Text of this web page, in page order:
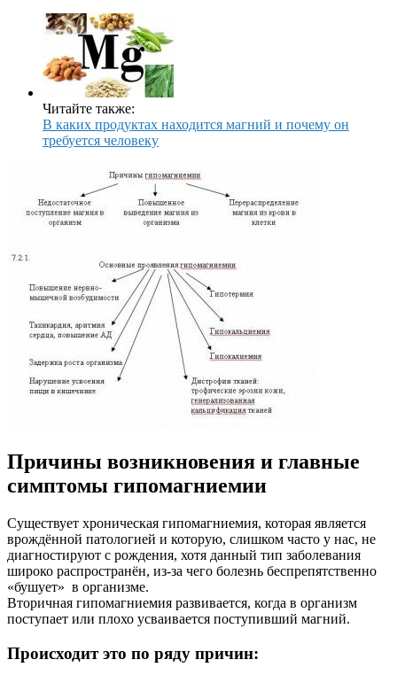
Читайте также:
В каких продуктах находится магний и почему он
требуется человеку
Причины возникновения и главные
симптомы гипомагниемии
Существует хроническая гипомагниемия, которая является
врождённой патологией и которую, слишком часто у нас, не
диагностируют с рождения, хотя данный тип заболевания
широко распространён, из-за чего болезнь беспрепятственно
«бушует» в организме.
Вторичная гипомагниемия развивается, когда в организм
поступает или плохо усваивается поступивший магний.
Происходит это по ряду причин: